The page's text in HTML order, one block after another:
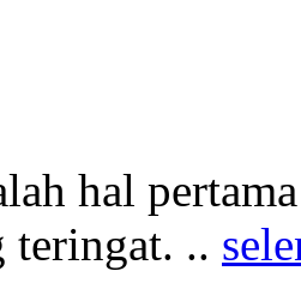
hal
teringat. ..